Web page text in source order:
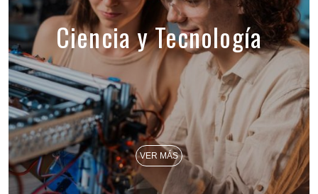
Ciencia y Tecnología
VER MÁS